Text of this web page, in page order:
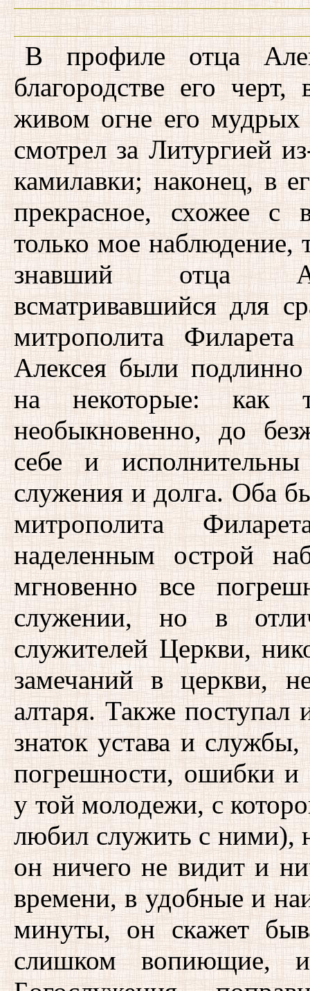
В профиле отца
благородстве его
живом огне его мудрых
смотрел за Литургией
камилавки; наконец, в
прекрасное, схожее с
только мое наблюдение,
знавший отца
всматривавшийся для
митрополита
Алексея были
на некоторые:
необыкновенно, до
себе и
служения и долга. Оба
митрополита
наделенным острой
мгновенно все
служении, но в
служителей Церкви,
замечаний в церкви,
алтаря. Также поступал
знаток устава и
погрешности, ошибки и
у той молодежи, с
любил служить с ними),
он ничего не видит и
времени, в удобные и
минуты, он скажет
слишком вопиющие,